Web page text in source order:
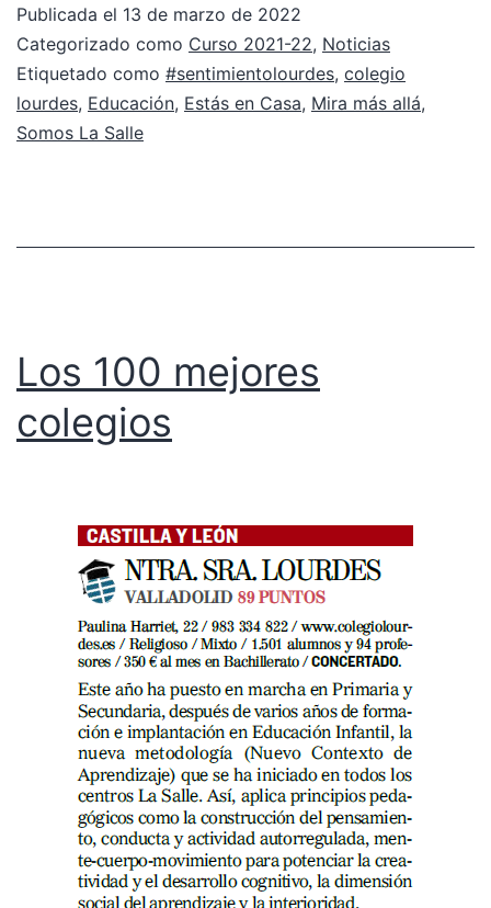
Publicada el 13 de marzo de 2022
Categorizado como Curso 2021-22, Noticias
Etiquetado como #sentimientolourdes, colegio
lourdes, Educación, Estás en Casa, Mira más allá,
Somos La Salle
Los 100 mejores
colegios